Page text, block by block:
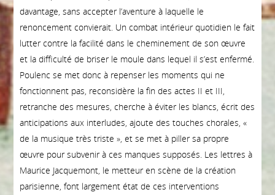
davantage, sans accepter l’aventure à laquelle le
renoncement convierait. Un combat intérieur quotidien le fait
lutter contre la facilité dans le cheminement de son œuvre
et la difficulté de briser le moule dans lequel il s’est enfermé.
Poulenc se met donc à repenser les moments qui ne
fonctionnent pas, reconsidère la fin des actes II et III,
retranche des mesures, cherche à éviter les blancs, écrit des
anticipations aux interludes, ajoute des touches chorales, «
de la musique très triste », et se met à piller sa propre
œuvre pour subvenir à ces manques supposés. Les lettres à
Maurice Jacquemont, le metteur en scène de la création
parisienne, font largement état de ces interventions